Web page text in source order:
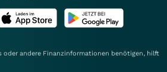
oder andere Finanzinformationen benötigen, hilft